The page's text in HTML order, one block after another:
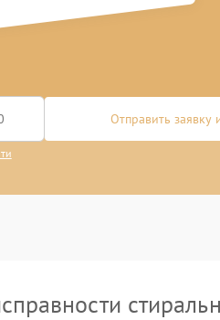
Отправить заявку